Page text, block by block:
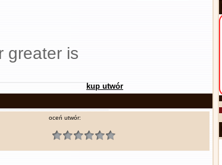
greater is
kup utwór
oceń utwór: